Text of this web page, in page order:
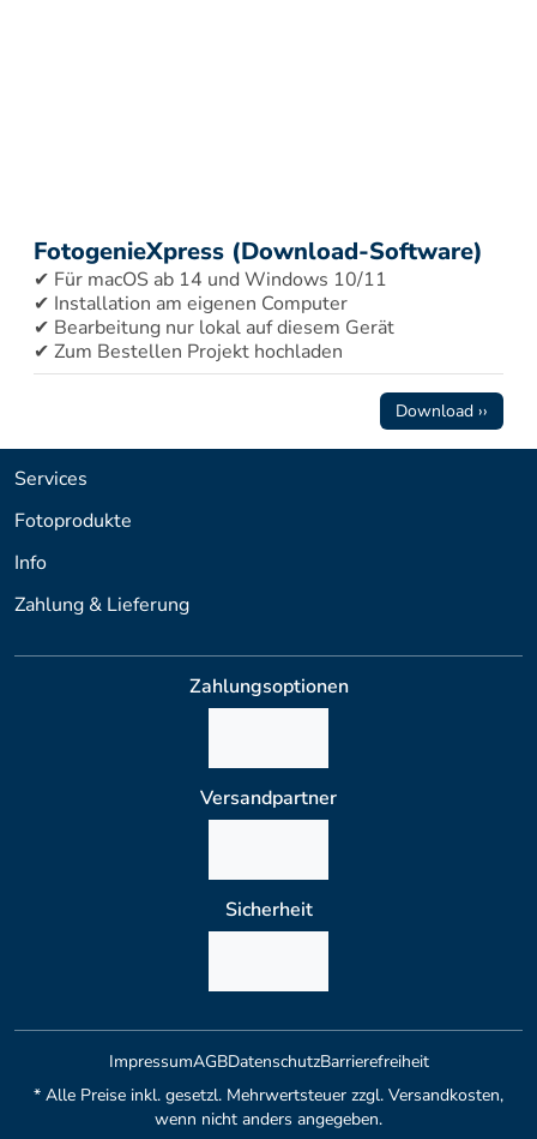
FotogenieXpress (Download-Software)
✔ Für macOS ab 14 und Windows 10/11
✔ Installation am eigenen Computer
✔ Bearbeitung nur lokal auf diesem Gerät
✔ Zum Bestellen Projekt hochladen
Download ››
Services
Fotoprodukte
Info
Zahlung & Lieferung
Zahlungsoptionen
Versandpartner
Sicherheit
ImpressumAGBDatenschutzBarrierefreiheit
* Alle Preise inkl. gesetzl. Mehrwertsteuer zzgl. Versandkosten,
wenn nicht anders angegeben.